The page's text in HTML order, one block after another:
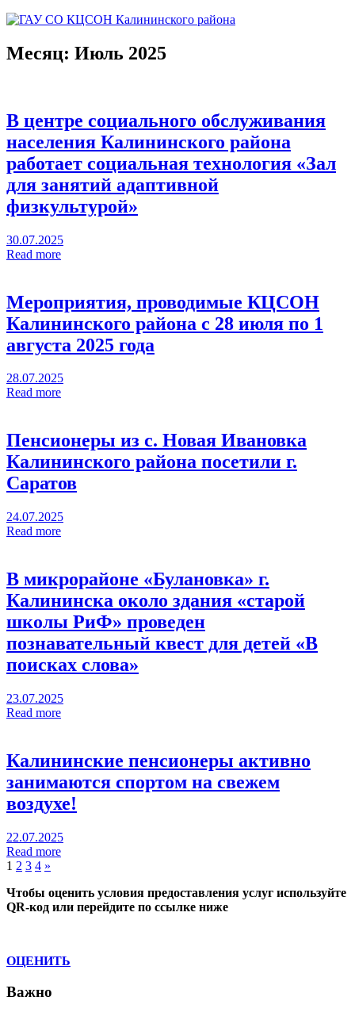
Месяц: Июль 2025
В центре социального обслуживания
населения Калининского района
работает социальная технология «Зал
для занятий адаптивной
физкультурой»
30.07.2025
Read more
Мероприятия, проводимые КЦСОН
Калининского района с 28 июля по 1
августа 2025 года
28.07.2025
Read more
Пенсионеры из с. Новая Ивановка
Калининского района посетили г.
Саратов
24.07.2025
Read more
В микрорайоне «Булановка» г.
Калининска около здания «старой
школы РиФ» проведен
познавательный квест для детей «В
поисках слова»
23.07.2025
Read more
Калининские пенсионеры активно
занимаются спортом на свежем
воздухе!
22.07.2025
Read more
Пагинация
записей
1 2 3 4 Next
»
Чтобы оценить условия предоставления услуг используйте
QR-код или перейдите по ссылке ниже
ОЦЕНИТЬ
Важно